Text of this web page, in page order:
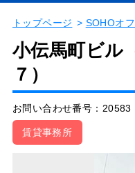
トップページ SOHOオ
小伝馬町ビル
７）
お問い合わせ番号：20583
賃貸事務所